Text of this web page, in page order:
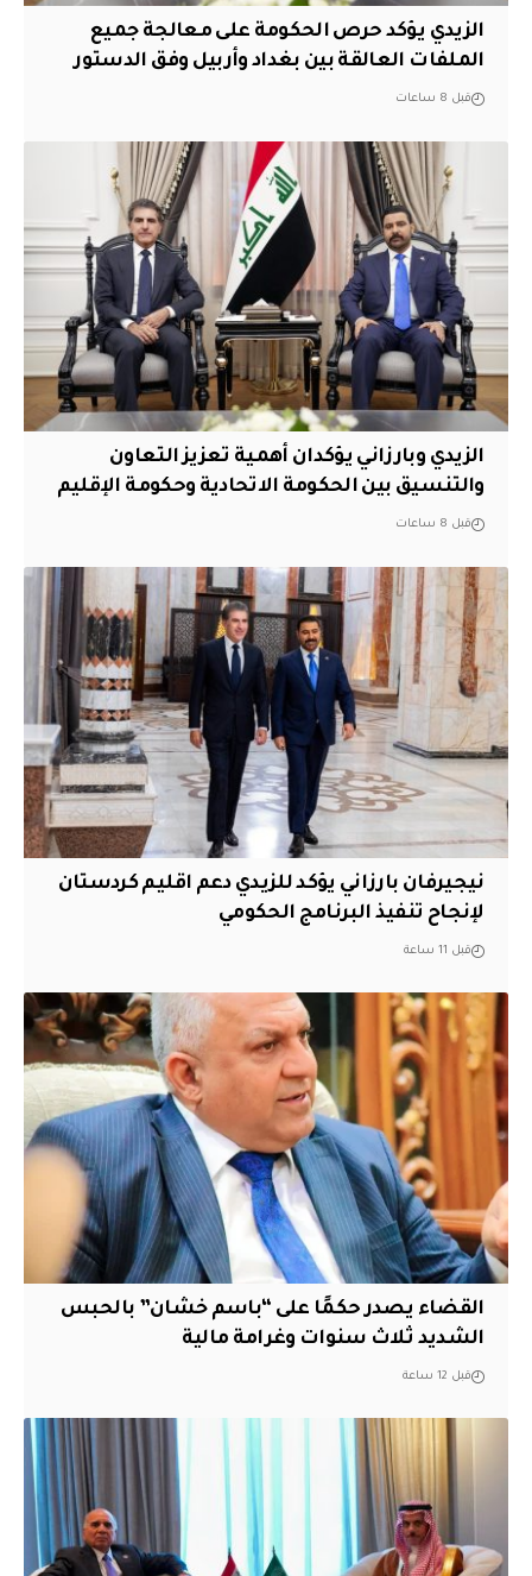
الزيدي يؤكد حرص الحكومة على معالجة جميع
الملفات العالقة بين بغداد وأربيل وفق الدستور
قبل 8 ساعات
الزيدي وبارزاني يؤكدان أهمية تعزيز التعاون
والتنسيق بين الحكومة الاتحادية وحكومة الإقليم
قبل 8 ساعات
نيجيرفان بارزاني يؤكد للزيدي دعم اقليم ‏كردستان
لإنجاح تنفيذ البرنامج الحكومي
قبل 11 ساعة
القضاء يصدر حكمًا على “باسم خشان” بالحبس
الشديد ثلاث سنوات وغرامة مالية
قبل 12 ساعة